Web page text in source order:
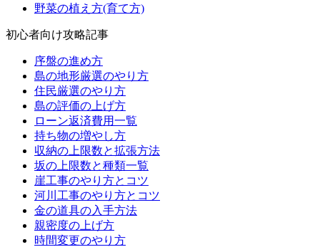
野菜の植え方(育て方)
初心者向け攻略記事
序盤の進め方
島の地形厳選のやり方
住民厳選のやり方
島の評価の上げ方
ローン返済費用一覧
持ち物の増やし方
収納の上限数と拡張方法
坂の上限数と種類一覧
崖工事のやり方とコツ
河川工事のやり方とコツ
金の道具の入手方法
親密度の上げ方
時間変更のやり方